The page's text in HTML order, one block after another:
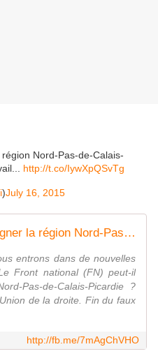
Nord-Pas-de-Calais-
http://t.co/IywXpQSvTg
)July 16, 2015
Le FN peut-il vraiment gagner la région Nord-Pas-de-Calais-Picardie ? Cela dépendra du travail de terrain de l'Union de la droite. - Nouvelle Dynamique. Com
entrons dans de nouvelles
Front national (FN) peut-il
Pas-de-Calais-Picardie ?
de la droite. Fin du faux
http://fb.me/7mAgChVHO